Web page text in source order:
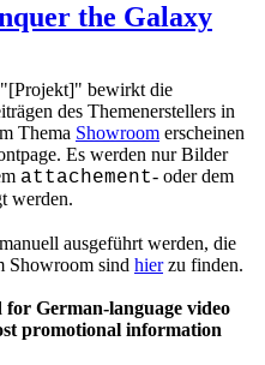
the Galaxy
bewirkt die
des Themenerstellers in
Thema Showroom erscheinen
Es werden nur Bilder
attachement- oder dem
werden.
ausgeführt werden, die
Showroom sind hierzu finden.
German-language video
promotional information